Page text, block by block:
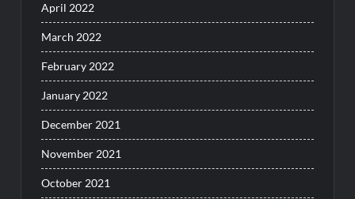
April 2022
March 2022
February 2022
January 2022
December 2021
November 2021
October 2021